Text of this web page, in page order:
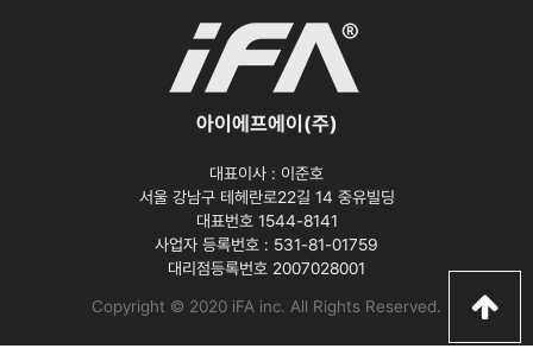
아이에프에이(주)
대표이사 : 이준호
서울 강남구 테헤란로22길 14 중유빌딩
대표번호 1544-8141
사업자 등록번호 : 531-81-01759
대리점등록번호 2007028001
Copyright © 2020 iFA inc. All Rights Reserved.